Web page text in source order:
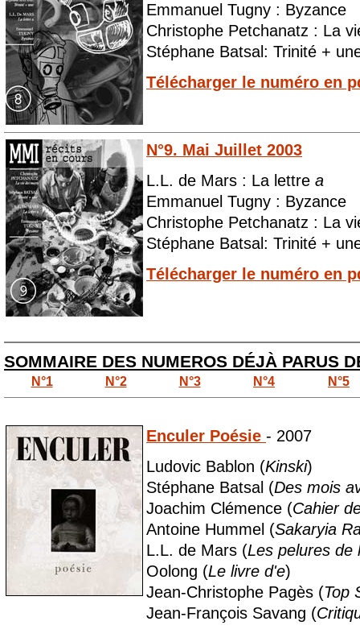
Emmanuel Tugny : Byzance
Christophe Petchanatz : La
Stéphane Batsal: Trinité +
Télécharger le numéro en
N°9. Mai Juillet 2003
L.L. de Mars : La lettre a
Emmanuel Tugny : Byzance
Christophe Petchanatz : La
Stéphane Batsal: Trinité +
Télécharger le numéro en
SOMMAIRE DES NUMEROS DÉJÀ PARUS
N°1 N°2 N°3 N°4 N°5
Enculer Poésie - 2007
Ludovic Bablon (Kinski)
Stéphane Batsal (Des mois
Joachim Clémence (Cahier
Antoine Hummel (Sakaryia
L.L. de Mars (Les pelures de
Oolong (Le livre d'e)
Jean-Christophe Pagès (Top
Jean-François Savang (